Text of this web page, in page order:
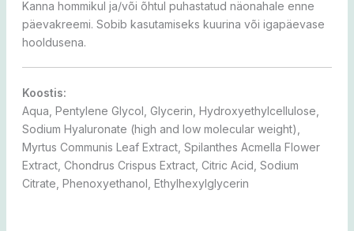
Kanna hommikul ja/või õhtul puhastatud näonahale enne
päevakreemi. Sobib kasutamiseks kuurina või igapäevase
hooldusena.
Koostis:
Aqua, Pentylene Glycol, Glycerin, Hydroxyethylcellulose,
Sodium Hyaluronate (high and low molecular weight),
Myrtus Communis Leaf Extract, Spilanthes Acmella Flower
Extract, Chondrus Crispus Extract, Citric Acid, Sodium
Citrate, Phenoxyethanol, Ethylhexylglycerin